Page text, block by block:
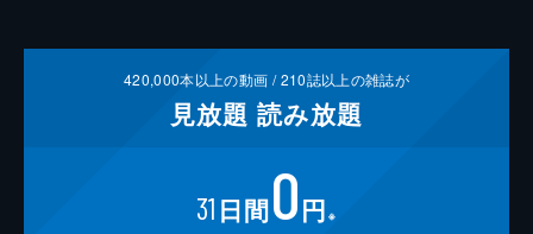
420,000本以上の動画 /210誌以上の雑誌が
見放題 読み放題
31 日間0円 ※